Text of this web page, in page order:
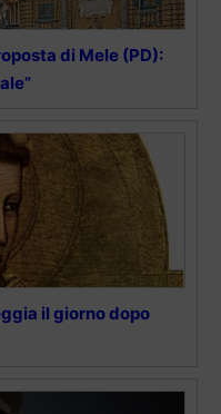
di Mele (PD):
il giorno dopo